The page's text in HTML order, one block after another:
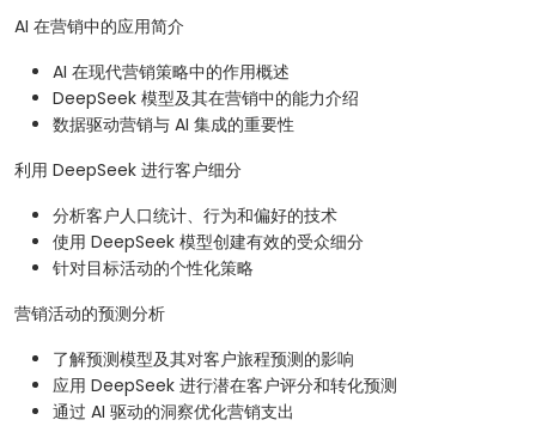
AI 在营销中的应用简介
AI 在现代营销策略中的作用概述
DeepSeek 模型及其在营销中的能力介绍
数据驱动营销与 AI 集成的重要性
利用 DeepSeek 进行客户细分
分析客户人口统计、行为和偏好的技术
使用 DeepSeek 模型创建有效的受众细分
针对目标活动的个性化策略
营销活动的预测分析
了解预测模型及其对客户旅程预测的影响
应用 DeepSeek 进行潜在客户评分和转化预测
通过 AI 驱动的洞察优化营销支出